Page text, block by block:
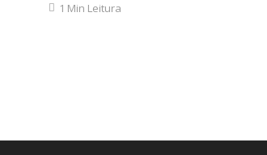
1 Min Leitura